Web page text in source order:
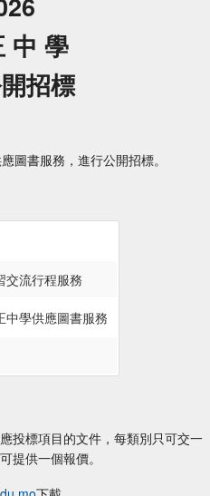
中 學
招標
圖書服務，進行公開招標。
交流行程服務
中學供應圖書服務
投標項目的文件，每類別只可交一
提供一個報價。